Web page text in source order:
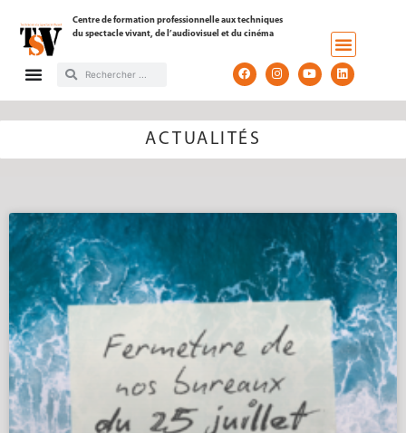
Centre de formation professionnelle aux techniques
du spectacle vivant, de l’audiovisuel et du cinéma
ACTUALITÉS